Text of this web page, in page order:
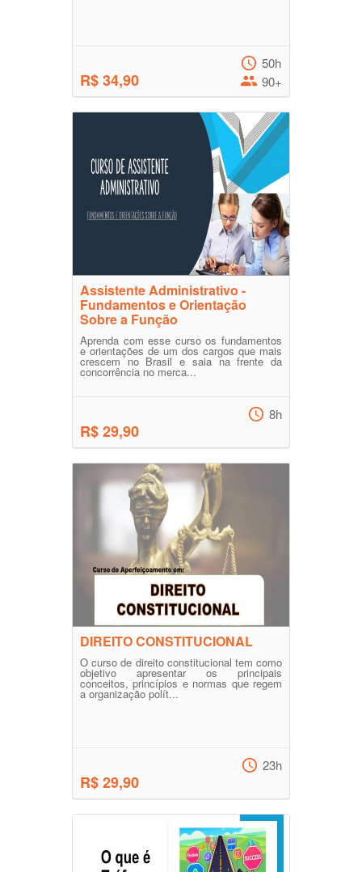
R$ 34,90
50h
90+
Assistente Administrativo -
Fundamentos e Orientação
Sobre a Função
Aprenda com esse curso os fundamentos
e orientações de um dos cargos que mais
crescem no Brasil e saia na frente da
concorrência no merca...
R$ 29,90
8h
DIREITO CONSTITUCIONAL
O curso de direito constitucional tem como
objetivo apresentar os principais
conceitos, princípios e normas que regem
a organização polít...
R$ 29,90
23h